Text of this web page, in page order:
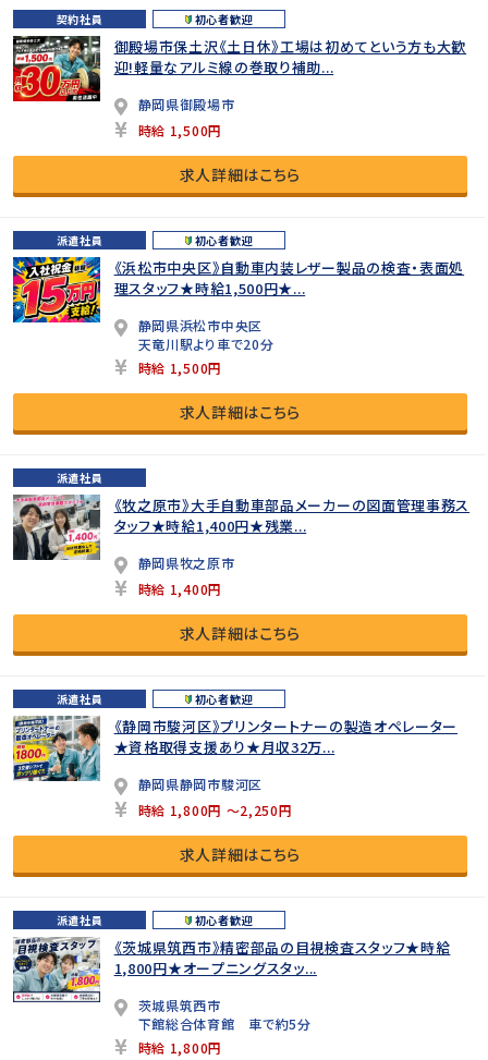
契約社員 初心者歓迎
御殿場市保土沢《土日休》工場は初めてという方も大歓
迎!軽量なアルミ線の巻取り補助...
静岡県御殿場市
時給 1,500円
求人詳細はこちら
派遣社員 初心者歓迎
《浜松市中央区》自動車内装レザー製品の検査・表面処
理スタッフ★時給1,500円★...
静岡県浜松市中央区
天竜川駅より車で20分
時給 1,500円
求人詳細はこちら
派遣社員
《牧之原市》大手自動車部品メーカーの図面管理事務ス
タッフ★時給1,400円★残業...
静岡県牧之原市
時給 1,400円
求人詳細はこちら
派遣社員 初心者歓迎
《静岡市駿河区》プリンタートナーの製造オペレーター
★資格取得支援あり★月収32万...
静岡県静岡市駿河区
時給 1,800円 ～2,250円
求人詳細はこちら
派遣社員 初心者歓迎
《茨城県筑西市》精密部品の目視検査スタッフ★時給
1,800円★オープニングスタッ...
茨城県筑西市
下館総合体育館 車で約5分
時給 1,800円